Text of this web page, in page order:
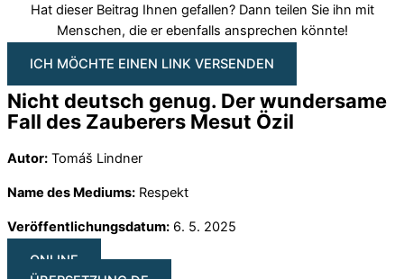
Hat dieser Beitrag Ihnen gefallen? Dann teilen Sie ihn mit
Menschen, die er ebenfalls ansprechen könnte!
ICH MÖCHTE EINEN LINK VERSENDEN
Nicht deutsch genug. Der wundersame
Fall des Zauberers Mesut Özil
Autor: Tomáš Lindner
Name des Mediums: Respekt
Veröffentlichungsdatum: 6. 5. 2025
ONLINE